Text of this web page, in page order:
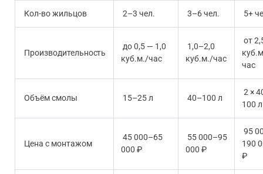
Кол-во жильцов 2–3 чел. 3–6 чел. 5+
Производительность
до 0,5 — 1,0
куб.м./час
1,0–2,0
куб.м./час
от
час
Объём смолы 15–25 л 40–100 л
2 ×
100 л
Цена с монтажом
45 000–65
000 ₽
55 000–95
000 ₽
95
190
₽